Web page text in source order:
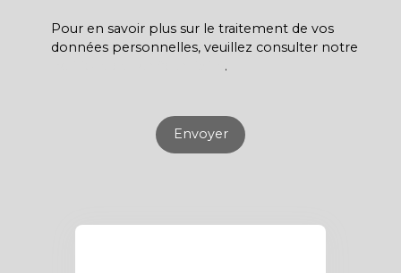
Pour en savoir plus sur le traitement de vos
données personnelles, veuillez consulter notre
.
Envoyer